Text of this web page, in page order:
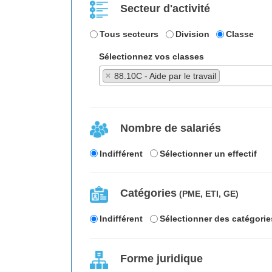
Secteur d'activité
Tous secteurs Division Classe
Sélectionnez vos classes
× 88.10C - Aide par le travail
Nombre de salariés
Indifférent Sélectionner un effectif
Catégories (PME, ETI, GE)
Indifférent Sélectionner des
Forme juridique